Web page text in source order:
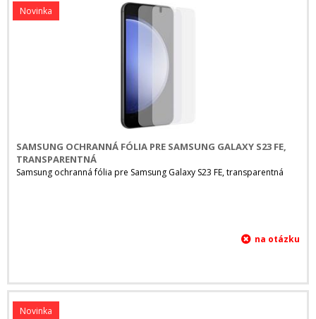
SAMSUNG OCHRANNÁ FÓLIA PRE SAMSUNG GALAXY S23 FE,
TRANSPARENTNÁ
Samsung ochranná fólia pre Samsung Galaxy S23 FE, transparentná
Novinka
Novinka